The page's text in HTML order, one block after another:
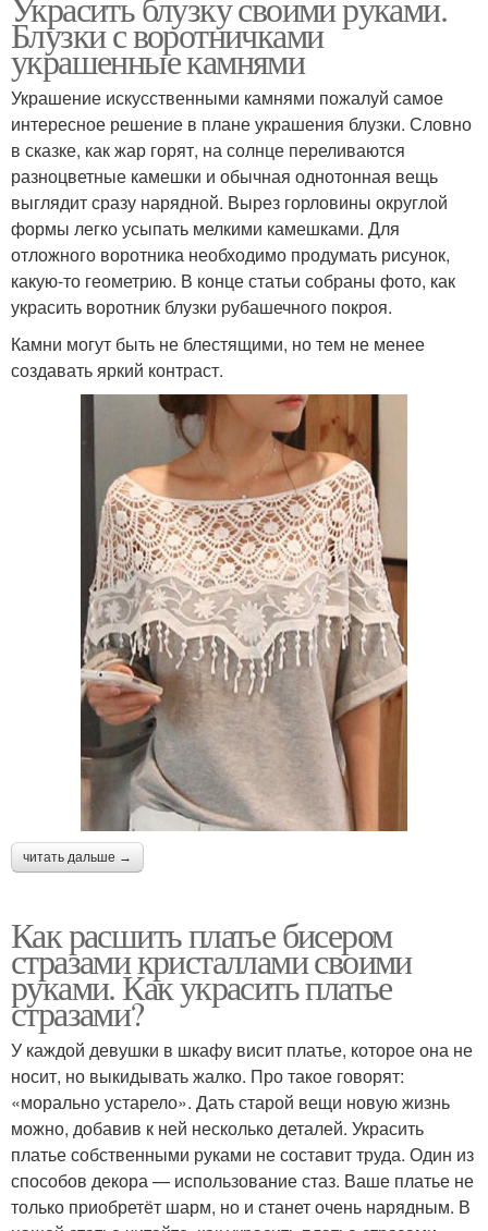
Блузки с воротничками
украшенные камнями
Украшение искусственными камнями пожалуй самое
интересное решение в плане украшения блузки. Словно
в сказке, как жар горят, на солнце переливаются
разноцветные камешки и обычная однотонная вещь
выглядит сразу нарядной. Вырез горловины округлой
формы легко усыпать мелкими камешками. Для
отложного воротника необходимо продумать рисунок,
какую-то геометрию. В конце статьи собраны фото, как
украсить воротник блузки рубашечного покроя.
Камни могут быть не блестящими, но тем не менее
создавать яркий контраст.
читать дальше →
Как расшить платье бисером
стразами кристаллами своими
руками. Как украсить платье
стразами?
У каждой девушки в шкафу висит платье, которое она не
носит, но выкидывать жалко. Про такое говорят:
«морально устарело». Дать старой вещи новую жизнь
можно, добавив к ней несколько деталей. Украсить
платье собственными руками не составит труда. Один из
способов декора — использование стаз. Ваше платье не
только приобретёт шарм, но и станет очень нарядным. В